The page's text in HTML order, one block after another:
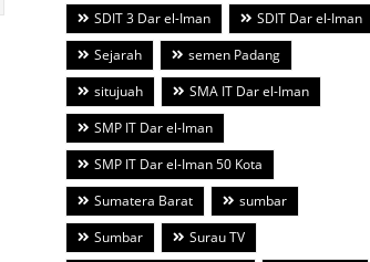
SDIT 3 Dar el-Iman
SDIT Dar el-Iman
Sejarah
semen Padang
situjuah
SMA IT Dar el-Iman
SMP IT Dar el-Iman
SMP IT Dar el-Iman 50 Kota
Sumatera Barat
sumbar
Sumbar
Surau TV